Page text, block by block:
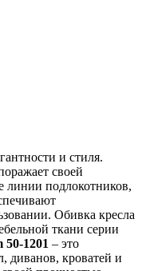
и стиля.
своей
подлокотников,
Обивка кресла
ткани серии
50-1201 – это
диванов, кроватей и